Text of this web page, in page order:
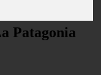
Patagonia